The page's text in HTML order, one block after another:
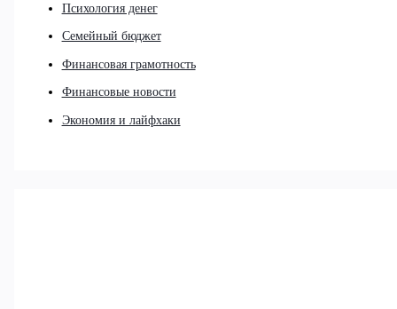
Психология денег
Семейный бюджет
Финансовая грамотность
Финансовые новости
Экономия и лайфхаки